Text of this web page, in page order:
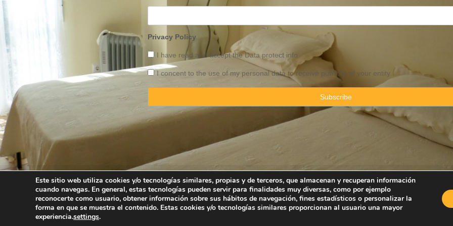
Privacy Policy
I have read and accept theDataprotect info
I concent to the use of my personal data to receive publicity of your entity
Copyright © 2025 Property Consulting Spain By JadeVillas S.L. ·Legal advice Privacy
Este sitio web utiliza cookies y/o tecnologías similares, propias y de terceros, que almacenan y recuperan información
cuando navegas. En general, estas tecnologías pueden servir para finalidades muy diversas, como por ejemplo
reconocerte como usuario, obtener información sobre sus hábitos de navegación, fines estadísticos o personalizar la
forma en que se muestra el contenido. Estas cookies y/o tecnologías similares proporcionan al usuario una mayor
experiencia.settings.